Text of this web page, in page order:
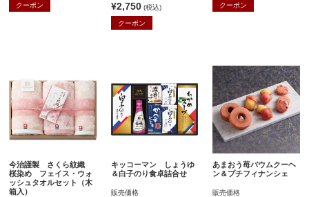
クーポン ¥2,750(税込)
クーポン
クーポン
今治謹製 さくら紋織
桜染め フェイス・ウォ
ッシュタオルセット（木
箱入）
キッコーマン しょうゆ
＆白子のり食卓詰合せ
販売価格
あまおう苺バウムクーヘ
ン＆プチフィナンシェ
販売価格